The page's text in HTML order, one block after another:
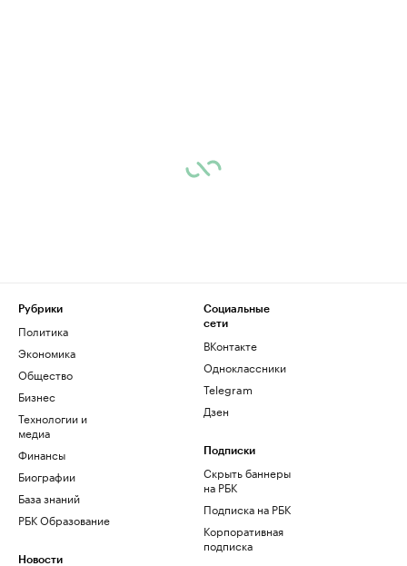
Рубрики
Политика
Экономика
Общество
Бизнес
Технологии и
медиа
Финансы
Биографии
База знаний
РБК Образование
Новости
Социальные
сети
ВКонтакте
Одноклассники
Telegram
Дзен
Подписки
Скрыть баннеры
на РБК
Подписка на РБК
Корпоративная
подписка